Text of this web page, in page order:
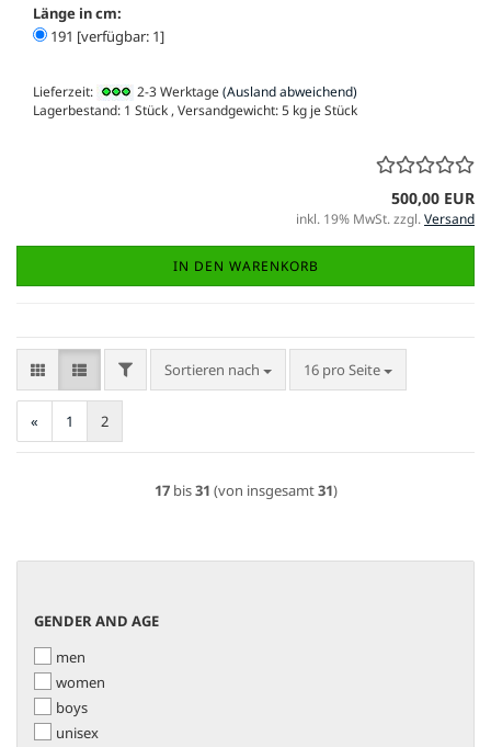
Länge in cm:
191 [verfügbar: 1]
Lieferzeit: 2-3 Werktage(Ausland abweichend)
Lagerbestand: 1 Stück , Versandgewicht:5 kg je Stück
500,00 EUR
inkl. 19% MwSt. zzgl.Versand
IN DEN WARENKORB
FILTERSortieren nach
Sortieren nach 16 pro Seite
pro Seite
« 1 2
17bis31 (von insgesamt31)
GENDER
AGE
GENDER AND AGE
men
women
boys
unisex